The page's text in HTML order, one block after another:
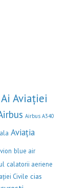
Aviației
Airbus A340
Aviația
blue air
calatorii aeriene
Civile cias